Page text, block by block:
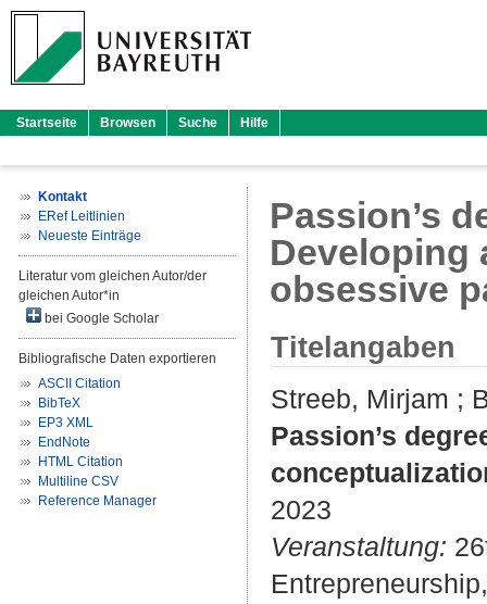
Startseite Browsen Suche Hilfe
Kontakt
ERef Leitlinien
Neueste Einträge
Literatur vom gleichen Autor/der
gleichen Autor*in
bei Google Scholar
Bibliografische Daten exportieren
ASCII Citation
BibTeX
EP3 XML
EndNote
HTML Citation
Multiline CSV
Reference Manager
Passion’s
Developing
obsessive
Titelangaben
Streeb, Mirjam ;
Passion’s
2023
Veranstaltung: